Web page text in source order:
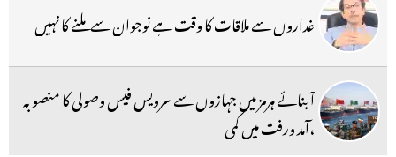
غداروں سے ملاقات کا وقت ہے نوجوان سے ملنے کا نہیں
آبنائے ہرمز میں جہازوں سے سرویس فیس وصولی کا منصوبہ
،آمد ورفت میں کمی